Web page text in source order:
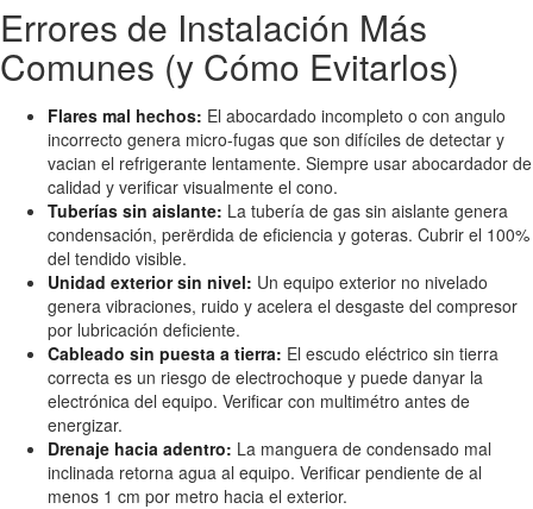
Errores de Instalación Más
Comunes (y Cómo Evitarlos)
Flares mal hechos: El abocardado incompleto o con angulo
incorrecto genera micro-fugas que son difíciles de detectar y
vacian el refrigerante lentamente. Siempre usar abocardador de
calidad y verificar visualmente el cono.
Tuberías sin aislante: La tubería de gas sin aislante genera
condensación, perërdida de eficiencia y goteras. Cubrir el 100%
del tendido visible.
Unidad exterior sin nivel: Un equipo exterior no nivelado
genera vibraciones, ruido y acelera el desgaste del compresor
por lubricación deficiente.
Cableado sin puesta a tierra: El escudo eléctrico sin tierra
correcta es un riesgo de electrochoque y puede danyar la
electrónica del equipo. Verificar con multimétro antes de
energizar.
Drenaje hacia adentro: La manguera de condensado mal
inclinada retorna agua al equipo. Verificar pendiente de al
menos 1 cm por metro hacia el exterior.